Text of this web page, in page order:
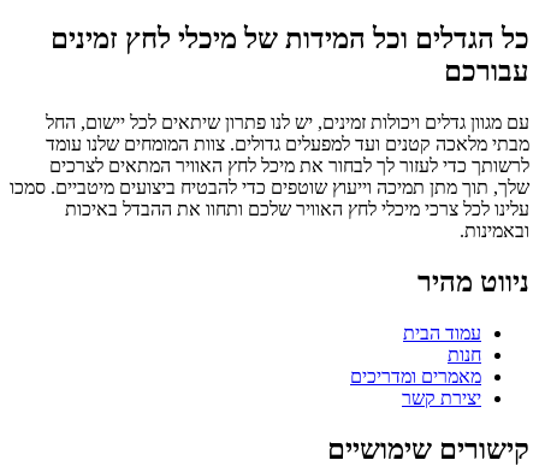
כל הגדלים וכל המידות של מיכלי לחץ זמינים
עבורכם
עם מגוון גדלים ויכולות זמינים, יש לנו פתרון שיתאים לכל יישום, החל
מבתי מלאכה קטנים ועד למפעלים גדולים. צוות המומחים שלנו עומד
לרשותך כדי לעזור לך לבחור את מיכל לחץ האוויר המתאים לצרכים
שלך, תוך מתן תמיכה וייעוץ שוטפים כדי להבטיח ביצועים מיטביים. סמכו
עלינו לכל צרכי מיכלי לחץ האוויר שלכם ותחוו את ההבדל באיכות
ובאמינות.
ניווט מהיר
עמוד הבית
חנות
מאמרים ומדריכים
יצירת קשר
קישורים שימושיים